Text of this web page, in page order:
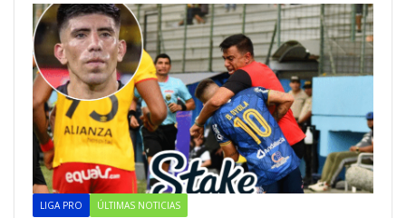
LIGA PRO ÚLTIMAS NOTICIAS